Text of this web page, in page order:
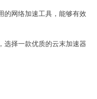
网络加速工具，能够有效
择一款优质的云末加速器